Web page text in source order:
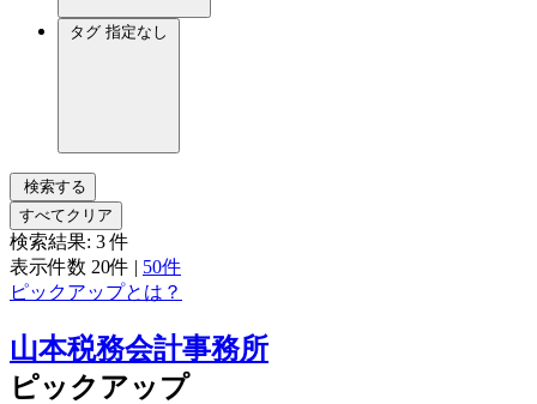
タグ 指定なし
検索する
すべてクリア
検索結果: 3 件
表示件数 20件 | 50件
ピックアップとは？
山本税務会計事務所
ピックアップ